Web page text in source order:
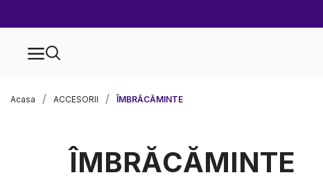
Acasa ACCESORII ÎMBRĂCĂMINTE
ÎMBRĂCĂMINTE